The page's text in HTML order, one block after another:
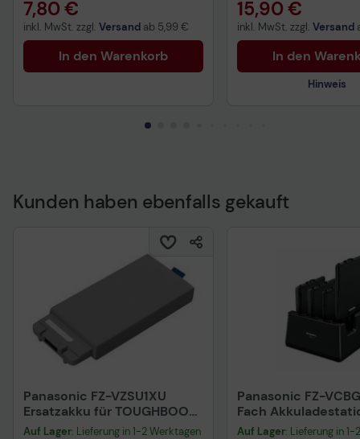
7,80 €
inkl. MwSt. zzgl. Versand ab 5,99 €
In den Warenkorb
15,90 €
inkl. MwSt. zzgl. Versand
In den
Hinweis
Technisches
Kunden haben ebenfalls gekauft
Panasonic FZ-VZSU1XU
Ersatzakku für TOUGHBOOK
40
Auf Lager: Lieferung in 1-2 Werktagen
Panasonic FZ-
Fach
TOUGHBOOK G2
Auf Lager: Lieferung in